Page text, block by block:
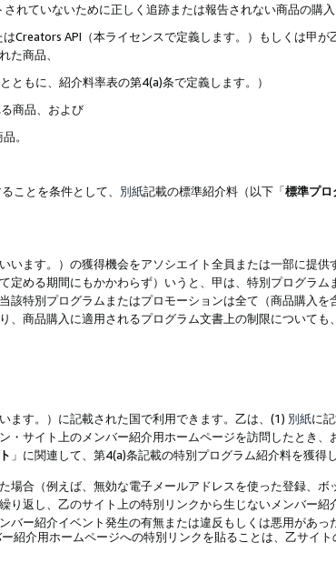
れていないために正しく追跡または報告されない商品の購入
Creators API（本ライセンスで定義します。）もしくは甲
た商品、
もに、紹介料率表の第4(a)条で定義します。）
商品、および
。
ことを条件として、 別紙記載の標準紹介料（以下「標準プロ
います。）の獲得機会をアソシエイト全員または一部に提
定める期間にもかかわらず）いうと、甲は、特別プログラ
特別プログラムまたはプロモーションは全て（商品購入
商品購入に適用されるプログラム文書上の制限について
ます。）に記載された国で利用できます。乙は、(1) 別紙に
・サイト上のメンバー紹介用ホームページを訪問したとき
」に関連して、第4(a)条記載の特別プログラム紹介料を獲得し
場合（例えば、無効な電子メールアドレスを使った登録、
返し、乙のサイト上の特別リンクから生じないメンバー
ー紹介イベント発生の有無または違反もしくは悪用があっ
紹介用ホームページへの特別リンクを貼ることは、乙サイ